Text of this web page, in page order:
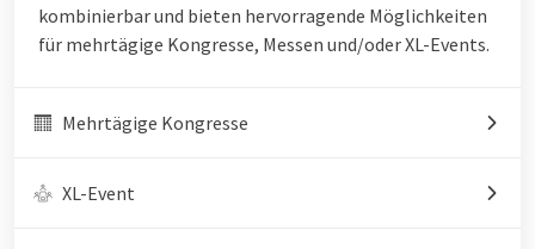
kombinierbar und bieten hervorragende Möglichkeiten
für mehrtägige Kongresse, Messen und/oder XL-Events.
Mehrtägige Kongresse
XL-Event